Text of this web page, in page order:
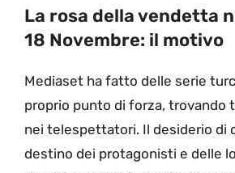
La rosa della vendetta
18 Novembre: il motivo
Mediaset ha fatto delle serie
proprio punto di forza, trovando
nei telespettatori. Il desiderio di
destino dei protagonisti e delle